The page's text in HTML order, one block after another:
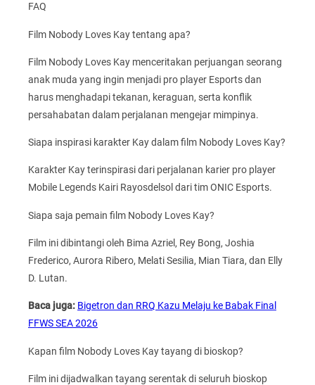
FAQ
Film Nobody Loves Kay tentang apa?
Film Nobody Loves Kay menceritakan perjuangan seorang
anak muda yang ingin menjadi pro player Esports dan
harus menghadapi tekanan, keraguan, serta konflik
persahabatan dalam perjalanan mengejar mimpinya.
Siapa inspirasi karakter Kay dalam film Nobody Loves Kay?
Karakter Kay terinspirasi dari perjalanan karier pro player
Mobile Legends Kairi Rayosdelsol dari tim ONIC Esports.
Siapa saja pemain film Nobody Loves Kay?
Film ini dibintangi oleh Bima Azriel, Rey Bong, Joshia
Frederico, Aurora Ribero, Melati Sesilia, Mian Tiara, dan Elly
D. Lutan.
Baca juga: Bigetron dan RRQ Kazu Melaju ke Babak Final
FFWS SEA 2026
Kapan film Nobody Loves Kay tayang di bioskop?
Film ini dijadwalkan tayang serentak di seluruh bioskop